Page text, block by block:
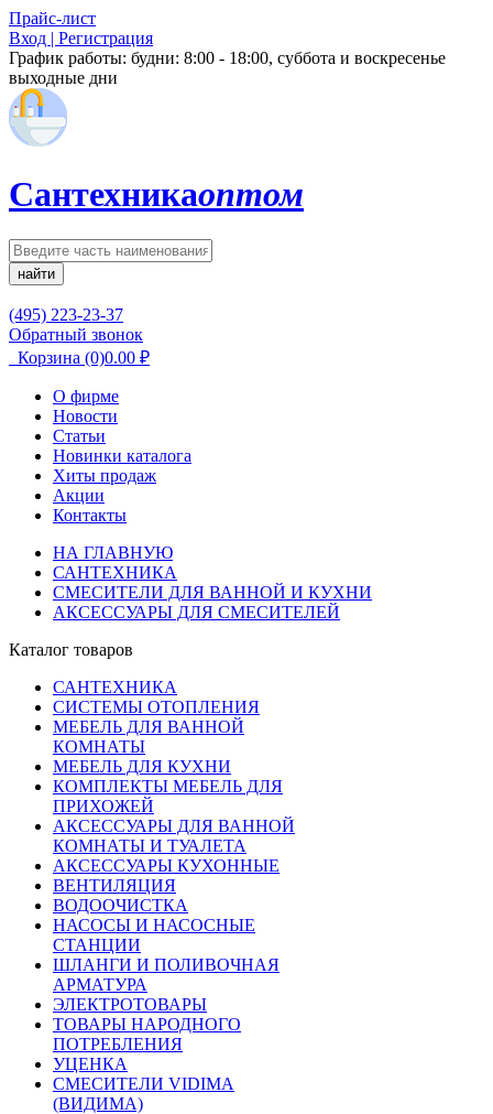
Прайс-лист
Вход | Регистрация
График работы: будни: 8:00 - 18:00, суббота и воскресенье
выходные дни
Сантехникаоптом
найти
(495) 223-23-37
Обратный звонок
Корзина (0)0.00 ₽
О фирме
Новости
Статьи
Новинки каталога
Хиты продаж
Акции
Контакты
НА ГЛАВНУЮ
САНТЕХНИКА
СМЕСИТЕЛИ ДЛЯ ВАННОЙ И КУХНИ
АКСЕССУАРЫ ДЛЯ СМЕСИТЕЛЕЙ
Каталог товаров
САНТЕХНИКА
СИСТЕМЫ ОТОПЛЕНИЯ
МЕБЕЛЬ ДЛЯ ВАННОЙ
КОМНАТЫ
МЕБЕЛЬ ДЛЯ КУХНИ
КОМПЛЕКТЫ МЕБЕЛЬ ДЛЯ
ПРИХОЖЕЙ
АКСЕССУАРЫ ДЛЯ ВАННОЙ
КОМНАТЫ И ТУАЛЕТА
АКСЕССУАРЫ КУХОННЫЕ
ВЕНТИЛЯЦИЯ
ВОДООЧИСТКА
НАСОСЫ И НАСОСНЫЕ
СТАНЦИИ
ШЛАНГИ И ПОЛИВОЧНАЯ
АРМАТУРА
ЭЛЕКТРОТОВАРЫ
ТОВАРЫ НАРОДНОГО
ПОТРЕБЛЕНИЯ
УЦЕНКА
СМЕСИТЕЛИ VIDIMA
(ВИДИМА)